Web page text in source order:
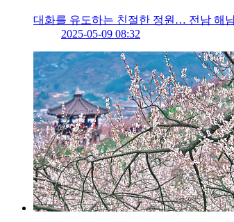
대화를 유도하는 친절한 정원… 전남 해남
2025-05-09 08:32